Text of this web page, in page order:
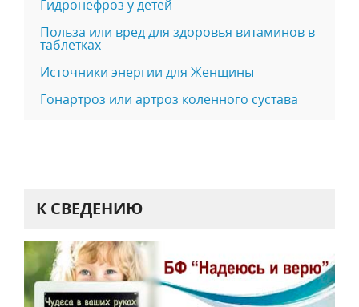
Гидронефроз у детей
Польза или вред для здоровья витаминов в
таблетках
Источники энергии для Женщины
Гонартроз или артроз коленного сустава
К СВЕДЕНИЮ